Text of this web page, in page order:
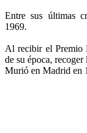
Entre sus últimas
1969.
Al recibir el Premio
de su época,
Murió en Madrid en